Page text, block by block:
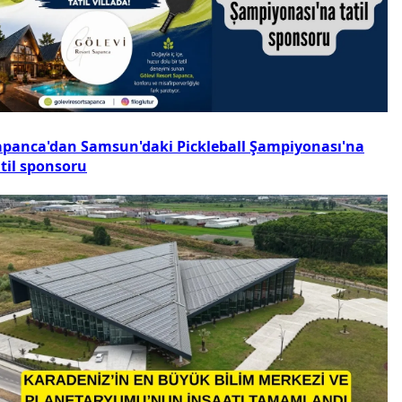
Samsun'daki Pickleball Şampiyonası'na
sponsoru